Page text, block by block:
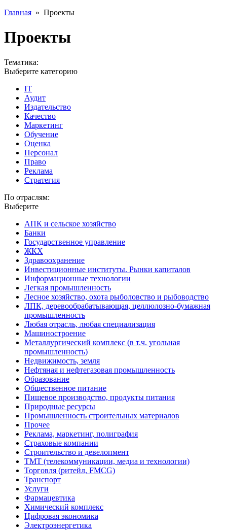
Главная » Проекты
Проекты
Тематика:
Выберите категорию
IT
Аудит
Издательство
Качество
Маркетинг
Обучение
Оценка
Персонал
Право
Реклама
Стратегия
По отраслям:
Выберите
АПК и сельское хозяйство
Банки
Государственное управление
ЖКХ
Здравоохранение
Инвестиционные институты. Рынки капиталов
Информационные технологии
Легкая промышленность
Лесное хозяйство, охота рыболовство и рыбоводство
ЛПК, деревообрабатывающая, целлюлозно-бумажная
промышленность
Любая отрасль, любая специализация
Машиностроение
Металлургический комплекс (в т.ч. угольная
промышленность)
Недвижимость, земля
Нефтяная и нефтегазовая промышленность
Образование
Общественное питание
Пищевое производство, продукты питания
Природные ресурсы
Промышленность строительных материалов
Прочее
Реклама, маркетинг, полиграфия
Страховые компании
Строительство и девелопмент
ТМТ (телекоммуникации, медиа и технологии)
Торговля (ритейл, FMCG)
Транспорт
Услуги
Фармацевтика
Химический комплекс
Цифровая экономика
Электроэнергетика